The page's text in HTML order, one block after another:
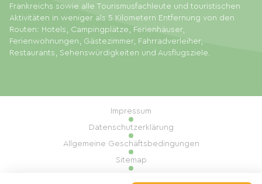
Frankreichs sowie alle Tourismusfachleute und touristischen
Aktivitäten in weniger als 5 Kilometern Entfernung von den
Routen: Hotels, Campingplätze, Ferienhäuser,
Ferienwohnungen, Gästezimmer, Fahrradverleiher,
Restaurants, Sehenswürdigkeiten und Ausflugsziele.
Impressum
Datenschutzerklärung
Allgemeine Geschäftsbedingungen
Sitemap